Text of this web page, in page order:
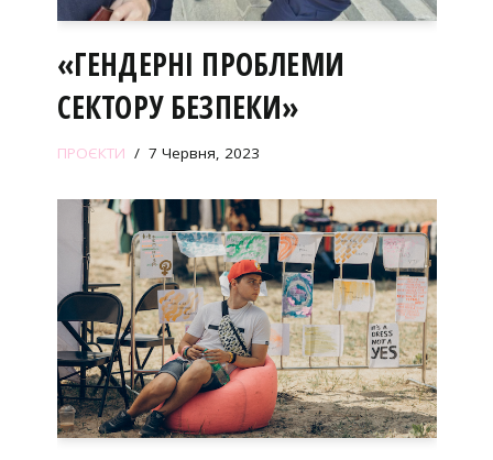
«ГЕНДЕРНІ ПРОБЛЕМИ
СЕКТОРУ БЕЗПЕКИ»
ПРОЄКТИ 7 Червня, 2023